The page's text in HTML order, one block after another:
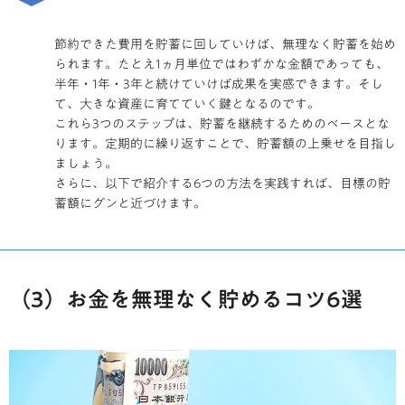
節約できた費用を貯蓄に回していけば、無理なく貯蓄を始め
られます。
たとえ1ヵ月単位ではわずかな金額であっても、
半年・1年・3年と続けていけば成果を実感できます。そし
て、大きな資産に育てていく鍵となるのです。
これら3つのステップは、貯蓄を継続するためのベースとな
ります。定期的に繰り返すことで、貯蓄額の上乗せを目指し
ましょう。
さらに、以下で紹介する6つの方法を実践すれば、目標の貯
蓄額にグンと近づけます。
（3）お金を無理なく貯めるコツ6選